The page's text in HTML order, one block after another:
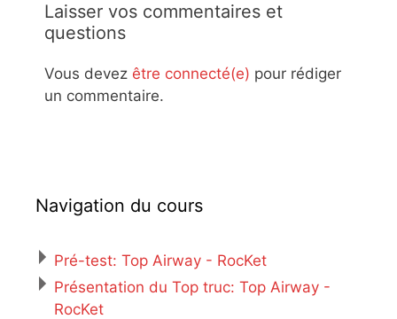
Laisser vos commentaires et
questions
Vous devez être connecté(e) pour rédiger
un commentaire.
Navigation du cours
Pré-test: Top Airway - RocKet
Présentation du Top truc: Top Airway -
RocKet